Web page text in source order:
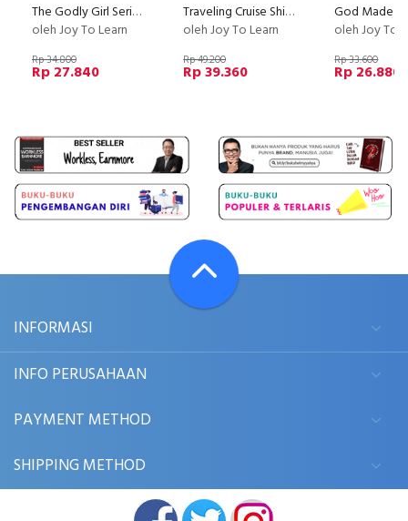
The Godly Girl Series : RUTH
oleh Joy To Learn
Rp 34.800
Rp 27.840
Traveling Cruise Ship : A Step By Step Traveling Experience To Hawaii
oleh Joy To Learn
Rp 49.200
Rp 39.360
oleh Joy To
Rp 33.600
Rp 26.880
INFORMASI
INFO PERUSAHAAN
PAYMENT METHOD
SHIPPING METHOD